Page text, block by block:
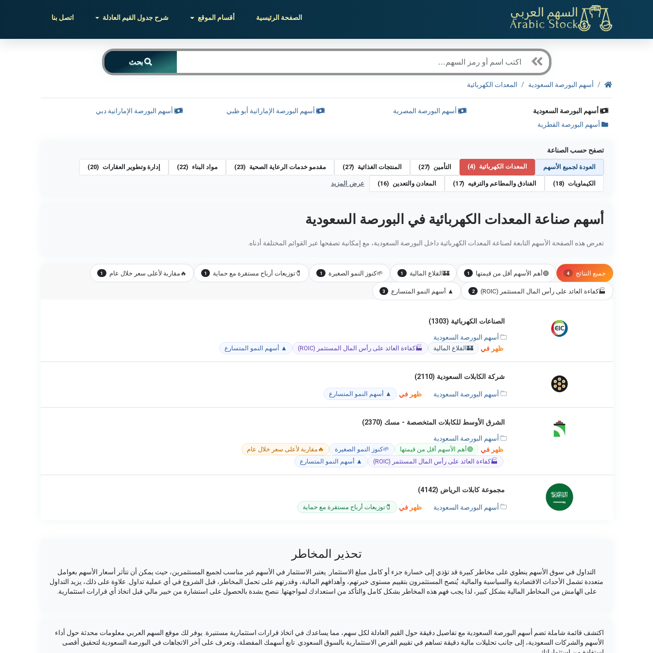
الصفحة الرئيسية أقسام الموقع شرح جدول القيم العادلة اتصل بنا
بحث
أسهم البورصة السعودية المعدات الكهربائية
أسهم البورصة السعودية أسهم البورصة المصرية أسهم البورصة الإماراتية أبو ظبي
أسهم البورصة الإماراتية دبي
أسهم البورصة القطرية
تصفح حسب الصناعة
العودة لجميع الأسهم المعدات الكهربائية (4) التأمين (27) المنتجات الغذائية (27) مقدمو خدمات الرعاية الصحية (23) مواد البناء (22) إدارة وتطوير العقارات (20)
الكيماويات (18) الفنادق والمطاعم والترفيه (17) المعادن والتعدين (16) عرض المزيد
أسهم صناعة المعدات الكهربائية في البورصة السعودية
تعرض هذه الصفحة الأسهم التابعة لصناعة المعدات الكهربائية داخل البورصة السعودية، مع إمكانية تصفحها عبر القوائم المختلفة أدناه.
جميع النتائج 4
🟢 أهم الأسهم أقل من قيمتها 1
🏰القلاع المالية 1
🌱كنوز النمو الصغيرة 1
🧷توزيعات أرباح مستقرة مع حماية 1
🔥 مقاربة لأعلى سعر خلال عام 1
🏭كفاءة العائد على رأس المال المستثمر (ROIC) 2 ▲ أسهم النمو المتسارع 3
الصناعات الكهربائية (1303)
أسهم البورصة السعودية
ظهر في
🏰 القلاع المالية 🏭كفاءة العائد على رأس المال المستثمر (ROIC) ▲ أسهم النمو المتسارع
شركة الكابلات السعودية (2110)
أسهم البورصة السعودية ظهر في ▲ أسهم النمو المتسارع
الشرق الأوسط للكابلات المتخصصة - مسك (2370)
أسهم البورصة السعودية
ظهر في
🟢 أهم الأسهم أقل من قيمتها 🌱كنوز النمو الصغيرة 🔥 مقاربة لأعلى سعر خلال عام
🏭كفاءة العائد على رأس المال المستثمر (ROIC) ▲ أسهم النمو المتسارع
مجموعة كابلات الرياض (4142)
أسهم البورصة السعودية ظهر في 🧷توزيعات أرباح مستقرة مع حماية
تحذير المخاطر
التداول في سوق الأسهم ينطوي على مخاطر كبيرة قد تؤدي إلى خسارة جزء أو كامل مبلغ الاستثمار. يعتبر الاستثمار في الأسهم غير مناسب لجميع المستثمرين، حيث يمكن أن تتأثر أسعار الأسهم بعوامل
متعددة تشمل الأحداث الاقتصادية والسياسية والمالية. يُنصح المستثمرون بتقييم مستوى خبرتهم، وأهدافهم المالية، وقدرتهم على تحمل المخاطر، قبل الشروع في أي عملية تداول. علاوة على ذلك، يزيد التداول
على الهامش من المخاطر المالية بشكل كبير، لذا يجب فهم هذه المخاطر بشكل كامل والتأكد من استعدادك لمواجهتها. ننصح بشدة بالحصول على استشارة من خبير مالي قبل اتخاذ أي قرارات استثمارية.
اكتشف قائمة شاملة تضم أسهم البورصة السعودية مع تفاصيل دقيقة حول القيم العادلة لكل سهم، مما يساعدك في اتخاذ قرارات استثمارية مستنيرة. يوفر لك موقع السهم العربي معلومات محدثة حول أداء
الأسهم والشركات السعودية، إلى جانب تحليلات مالية دقيقة تساهم في تقييم الفرص الاستثمارية بالسوق السعودي. تابع أسهمك المفضلة، وتعرف على آخر الاتجاهات في البورصة السعودية لتحقيق أقصى